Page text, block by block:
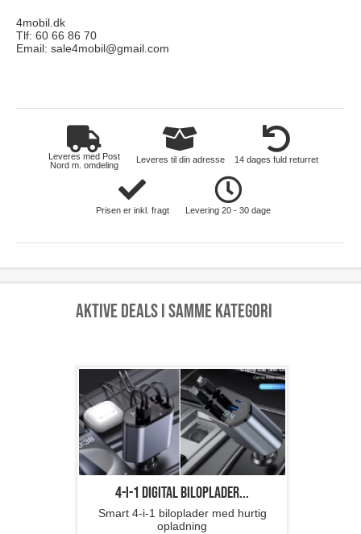
4mobil.dk
Tlf: 60 66 86 70
Email: sale4mobil@gmail.com
Leveres med Post
Nord m. omdeling
Leveres til din adresse 14 dages fuld returret
Prisen er inkl. fragt Levering 20 - 30 dage
Aktive deals i samme kategori
4-i-1 digital biloplader...
Smart 4-i-1 biloplader med hurtig
opladning